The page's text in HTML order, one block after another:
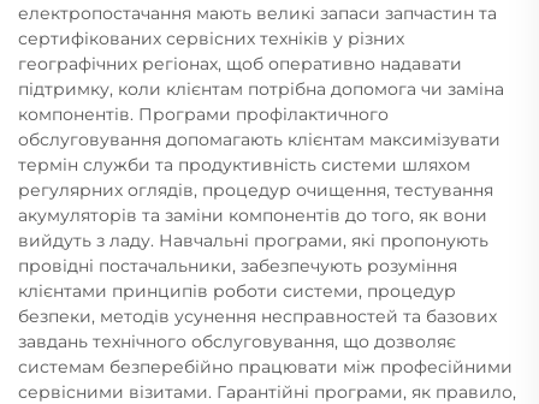
електропостачання мають великі запаси запчастин та
сертифікованих сервісних техніків у різних
географічних регіонах, щоб оперативно надавати
підтримку, коли клієнтам потрібна допомога чи заміна
компонентів. Програми профілактичного
обслуговування допомагають клієнтам максимізувати
термін служби та продуктивність системи шляхом
регулярних оглядів, процедур очищення, тестування
акумуляторів та заміни компонентів до того, як вони
вийдуть з ладу. Навчальні програми, які пропонують
провідні постачальники, забезпечують розуміння
клієнтами принципів роботи системи, процедур
безпеки, методів усунення несправностей та базових
завдань технічного обслуговування, що дозволяє
системам безперебійно працювати між професійними
сервісними візитами. Гарантійні програми, як правило,